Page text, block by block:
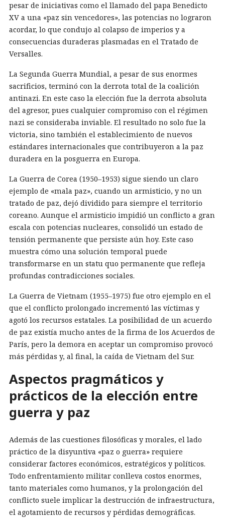
pesar de iniciativas como el llamado del papa Benedicto
XV a una «paz sin vencedores», las potencias no lograron
acordar, lo que condujo al colapso de imperios y a
consecuencias duraderas plasmadas en el Tratado de
Versalles.
La Segunda Guerra Mundial, a pesar de sus enormes
sacrificios, terminó con la derrota total de la coalición
antinazi. En este caso la elección fue la derrota absoluta
del agresor, pues cualquier compromiso con el régimen
nazi se consideraba inviable. El resultado no solo fue la
victoria, sino también el establecimiento de nuevos
estándares internacionales que contribuyeron a la paz
duradera en la posguerra en Europa.
La Guerra de Corea (1950–1953) sigue siendo un claro
ejemplo de «mala paz», cuando un armisticio, y no un
tratado de paz, dejó dividido para siempre el territorio
coreano. Aunque el armisticio impidió un conflicto a gran
escala con potencias nucleares, consolidó un estado de
tensión permanente que persiste aún hoy. Este caso
muestra cómo una solución temporal puede
transformarse en un statu quo permanente que refleja
profundas contradicciones sociales.
La Guerra de Vietnam (1955–1975) fue otro ejemplo en el
que el conflicto prolongado incrementó las víctimas y
agotó los recursos estatales. La posibilidad de un acuerdo
de paz existía mucho antes de la firma de los Acuerdos de
París, pero la demora en aceptar un compromiso provocó
más pérdidas y, al final, la caída de Vietnam del Sur.
Aspectos pragmáticos y
prácticos de la elección entre
guerra y paz
Además de las cuestiones filosóficas y morales, el lado
práctico de la disyuntiva «paz o guerra» requiere
considerar factores económicos, estratégicos y políticos.
Todo enfrentamiento militar conlleva costos enormes,
tanto materiales como humanos, y la prolongación del
conflicto suele implicar la destrucción de infraestructura,
el agotamiento de recursos y pérdidas demográficas.